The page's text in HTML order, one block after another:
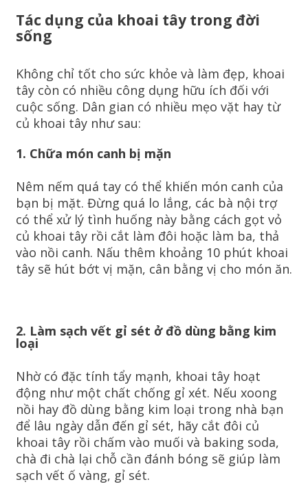
Tác dụng của khoai tây trong đời
sống
Không chỉ tốt cho sức khỏe và làm đẹp, khoai
tây còn có nhiều công dụng hữu ích đối với
cuộc sống. Dân gian có nhiều mẹo vặt hay từ
củ khoai tây như sau:
1. Chữa món canh bị mặn
Nêm nếm quá tay có thể khiến món canh của
bạn bị mặt. Đừng quá lo lắng, các bà nội trợ
có thể xử lý tình huống này bằng cách gọt vỏ
củ khoai tây rồi cắt làm đôi hoặc làm ba, thả
vào nồi canh. Nấu thêm khoảng 10 phút khoai
tây sẽ hút bớt vị mặn, cân bằng vị cho món ăn.
2. Làm sạch vết gỉ sét ở đồ dùng bằng kim
loại
Nhờ có đặc tính tẩy mạnh, khoai tây hoạt
động như một chất chống gỉ xét. Nếu xoong
nồi hay đồ dùng bằng kim loại trong nhà bạn
để lâu ngày dẫn đến gỉ sét, hãy cắt đôi củ
khoai tây rồi chấm vào muối và baking soda,
chà đi chà lại chỗ cần đánh bóng sẽ giúp làm
sạch vết ố vàng, gỉ sét.